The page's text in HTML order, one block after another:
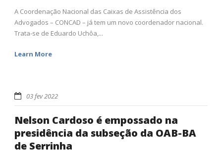
A Coordenação Nacional das Caixas de Assistência dos
Advogados – CONCAD – já tem um novo coordenador nacional.
Trata-se de Eduardo Uchôa,...
Learn More
03 fev 2022
Nelson Cardoso é empossado na
presidência da subseção da OAB-BA
de Serrinha